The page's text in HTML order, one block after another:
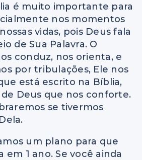
é muito importante para
nos momentos
vidas, pois Deus fala
de Sua Palavra. O
conduz, nos orienta, e
por tribulações, Ele nos
está escrito na Bíblia,
Deus que nos conforte.
se tivermos
um plano para que
em 1 ano. Se você ainda